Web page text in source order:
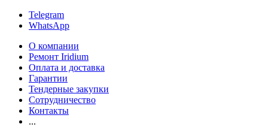
Telegram
WhatsApp
О компании
Ремонт Iridium
Оплата и доставка
Гарантии
Тендерные закупки
Сотрудничество
Контакты
...